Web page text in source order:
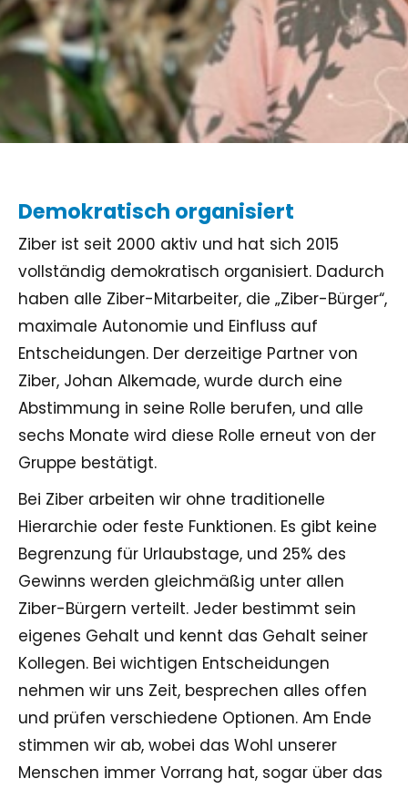
Demokratisch organisiert
Ziber ist seit 2000 aktiv und hat sich 2015
vollständig demokratisch organisiert. Dadurch
haben alle Ziber-Mitarbeiter, die „Ziber-Bürger“,
maximale Autonomie und Einfluss auf
Entscheidungen. Der derzeitige Partner von
Ziber, Johan Alkemade, wurde durch eine
Abstimmung in seine Rolle berufen, und alle
sechs Monate wird diese Rolle erneut von der
Gruppe bestätigt.
Bei Ziber arbeiten wir ohne traditionelle
Hierarchie oder feste Funktionen. Es gibt keine
Begrenzung für Urlaubstage, und 25% des
Gewinns werden gleichmäßig unter allen
Ziber-Bürgern verteilt. Jeder bestimmt sein
eigenes Gehalt und kennt das Gehalt seiner
Kollegen. Bei wichtigen Entscheidungen
nehmen wir uns Zeit, besprechen alles offen
und prüfen verschiedene Optionen. Am Ende
stimmen wir ab, wobei das Wohl unserer
Menschen immer Vorrang hat, sogar über das